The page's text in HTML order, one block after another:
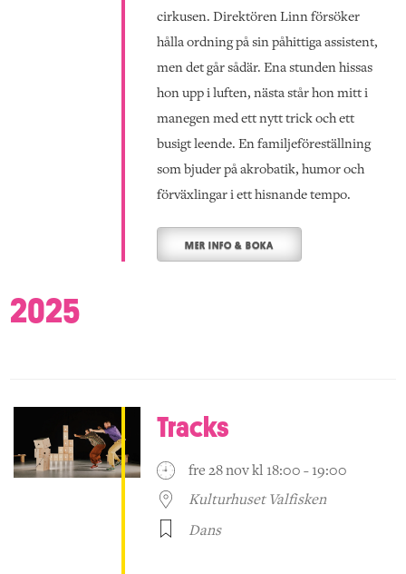
cirkusen. Direktören Linn försöker
hålla ordning på sin påhittiga assistent,
men det går sådär. Ena stunden hissas
hon upp i luften, nästa står hon mitt i
manegen med ett nytt trick och ett
busigt leende. En familjeföreställning
som bjuder på akrobatik, humor och
förväxlingar i ett hisnande tempo.
MER INFO & BOKA
2025
Tracks
fre 28 nov kl 18:00 - 19:00
Kulturhuset Valfisken
Dans